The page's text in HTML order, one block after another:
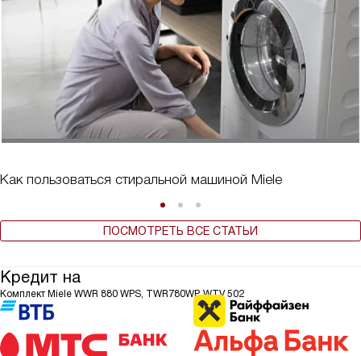
Как пользоваться стиральной машиной Miele
ПОСМОТРЕТЬ ВСЕ СТАТЬИ
Кредит на
Комплект Miele WWR 880 WPS, TWR780WP, WTV 502